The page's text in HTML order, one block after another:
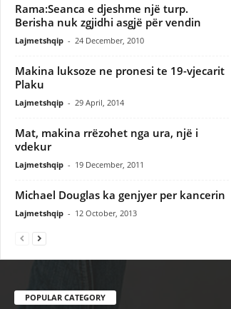
Rama:Seanca e djeshme një turp.
Berisha nuk zgjidhi asgjë për vendin
Lajmetshqip - 24 December, 2010
Makina luksoze ne pronesi te 19-vjecarit
Plaku
Lajmetshqip - 29 April, 2014
Mat, makina rrëzohet nga ura, një i
vdekur
Lajmetshqip - 19 December, 2011
Michael Douglas ka genjyer per kancerin
Lajmetshqip - 12 October, 2013
POPULAR CATEGORY